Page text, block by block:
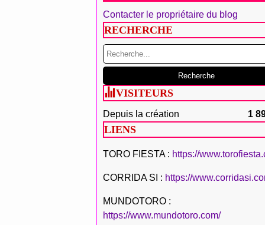
Contacter le propriétaire du blog
RECHERCHE
VISITEURS
Depuis la création 1
LIENS
TORO FIESTA : https://
CORRIDA SI : https://
MUNDOTORO :
https://www.mundotoro.com/